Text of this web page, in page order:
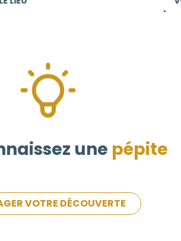
une pépite
VOTRE DÉCOUVERTE